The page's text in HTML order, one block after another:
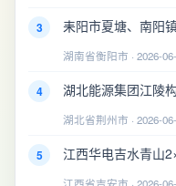
3 耒阳市夏塘、南阳
湖南省衡阳市 · 2026-
4 湖北能源集团江陵
湖北省荆州市 · 2026-
5 江西华电吉水青山
江西省吉安市 · 2026-